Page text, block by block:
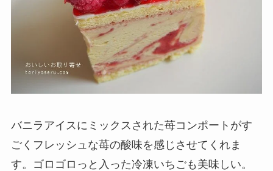
バニラアイスにミックスされた苺コンポートがす
ごくフレッシュな苺の酸味を感じさせてくれま
す。ゴロゴロっと入った冷凍いちごも美味しい。